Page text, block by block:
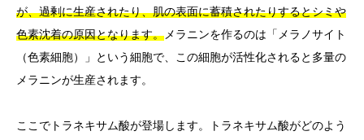
が、過剰に生産されたり、肌の表面に蓄積されたりするとシミや
色素沈着の原因となります。 メラニンを作るのは「メラノサイト
（色素細胞）」という細胞で、この細胞が活性化されると多量の
メラニンが生産されます。
ここでトラネキサム酸が登場します。トラネキサム酸がどのよう